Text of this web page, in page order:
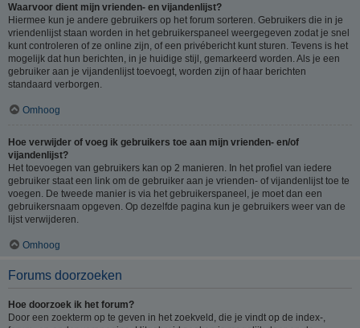
Waarvoor dient mijn vrienden- en vijandenlijst?
Hiermee kun je andere gebruikers op het forum sorteren. Gebruikers die in je
vriendenlijst staan worden in het gebruikerspaneel weergegeven zodat je snel
kunt controleren of ze online zijn, of een privébericht kunt sturen. Tevens is het
mogelijk dat hun berichten, in je huidige stijl, gemarkeerd worden. Als je een
gebruiker aan je vijandenlijst toevoegt, worden zijn of haar berichten
standaard verborgen.
Omhoog
Hoe verwijder of voeg ik gebruikers toe aan mijn vrienden- en/of
vijandenlijst?
Het toevoegen van gebruikers kan op 2 manieren. In het profiel van iedere
gebruiker staat een link om de gebruiker aan je vrienden- of vijandenlijst toe te
voegen. De tweede manier is via het gebruikerspaneel, je moet dan een
gebruikersnaam opgeven. Op dezelfde pagina kun je gebruikers weer van de
lijst verwijderen.
Omhoog
Forums doorzoeken
Hoe doorzoek ik het forum?
Door een zoekterm op te geven in het zoekveld, die je vindt op de index-,